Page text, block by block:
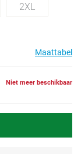
2XL
Maattabel
Niet meer beschikbaar